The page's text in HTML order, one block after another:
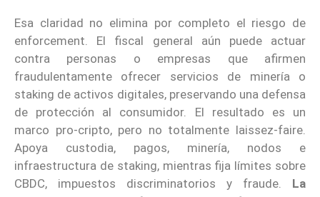
Esa claridad no elimina por completo el riesgo de
enforcement. El fiscal general aún puede actuar
contra personas o empresas que afirmen
fraudulentamente ofrecer servicios de minería o
staking de activos digitales, preservando una defensa
de protección al consumidor. El resultado es un
marco pro-cripto, pero no totalmente laissez-faire.
Apoya custodia, pagos, minería, nodos e
infraestructura de staking, mientras fija límites sobre
CBDC, impuestos discriminatorios y fraude. La